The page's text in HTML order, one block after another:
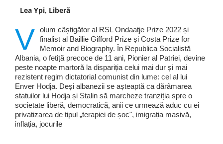
Lea Ypi, Liberă
V olum câștigător al RSL Ondaatje Prize 2022 și
finalist al Baillie Gifford Prize și Costa Prize for
Memoir and Biography. În Republica Socialistă
Albania, o fetiță precoce de 11 ani, Pionier al Patriei, devine
peste noapte martoră la dispariția celui mai dur și mai
rezistent regim dictatorial comunist din lume: cel al lui
Enver Hodja. Deși albanezii se așteaptă ca dărâmarea
statuilor lui Hodja și Stalin să marcheze tranziția spre o
societate liberă, democratică, anii ce urmează aduc cu ei
privatizarea de tipul „terapiei de șoc", imigrația masivă,
inflația, jocurile